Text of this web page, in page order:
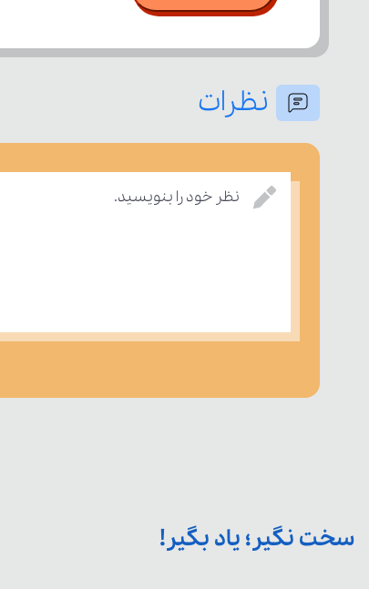
نظرات
نظر خود را بنویسید.
سخت نگیر؛ یاد بگیر!